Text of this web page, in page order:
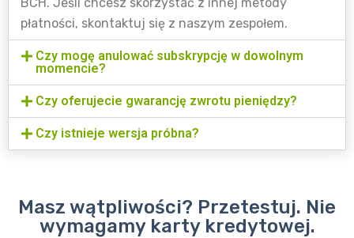
płatności, skontaktuj się z naszym zespołem.
Czy mogę anulować subskrypcję w dowolnym
momencie?
Czy oferujecie gwarancję zwrotu pieniędzy?
Czy istnieje wersja próbna?
Masz wątpliwości? Przetestuj. Nie
wymagamy karty kredytowej.